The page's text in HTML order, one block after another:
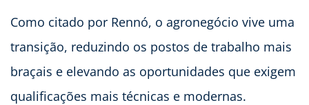
Como citado por Rennó, o agronegócio vive uma
transição, reduzindo os postos de trabalho mais
braçais e elevando as oportunidades que exigem
qualificações mais técnicas e modernas.